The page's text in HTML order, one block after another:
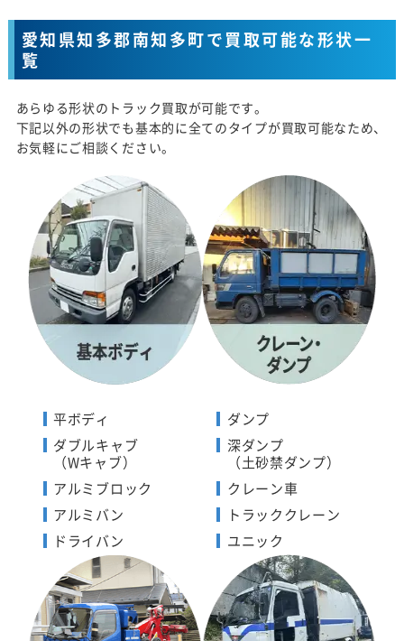
愛知県知多郡南知多町で買取可能な形状一
覧
あらゆる形状のトラック買取が可能です。
下記以外の形状でも基本的に全てのタイプが買取可能なため、
お気軽にご相談ください。
平ボディ
ダブルキャブ
（Wキャブ）
アルミブロック
アルミバン
ドライバン
ダンプ
深ダンプ
（土砂禁ダンプ）
クレーン車
トラッククレーン
ユニック